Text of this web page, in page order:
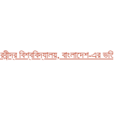
বিশ্ববিদ্যালয়, বাংলাদেশ-এর